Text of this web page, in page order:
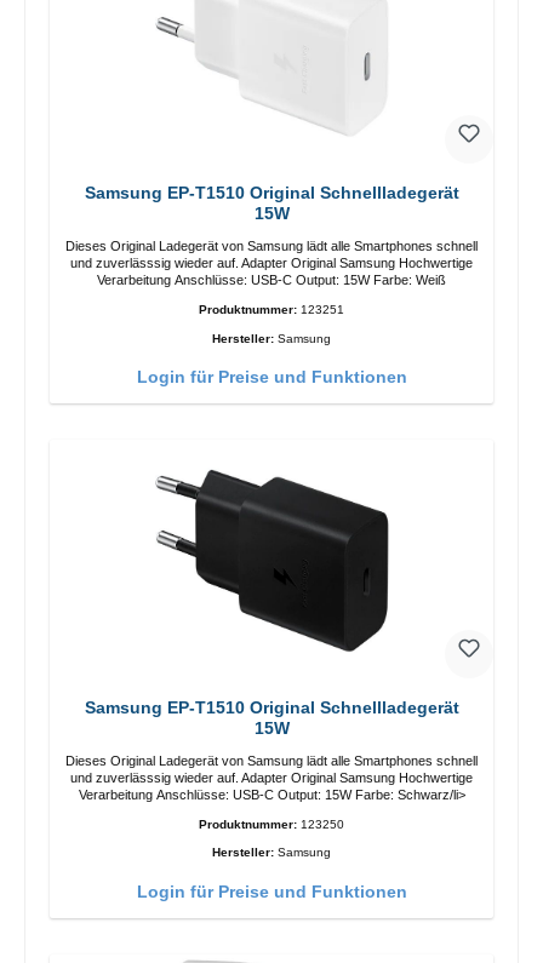
Samsung EP-T1510 Original Schnellladegerät
15W
Dieses Original Ladegerät von Samsung lädt alle Smartphones schnell
und zuverlässsig wieder auf. Adapter Original Samsung Hochwertige
Verarbeitung Anschlüsse: USB-C Output: 15W Farbe: Weiß
Produktnummer: 123251
Hersteller: Samsung
Login für Preise und Funktionen
Samsung EP-T1510 Original Schnellladegerät
15W
Dieses Original Ladegerät von Samsung lädt alle Smartphones schnell
und zuverlässsig wieder auf. Adapter Original Samsung Hochwertige
Verarbeitung Anschlüsse: USB-C Output: 15W Farbe: Schwarz/li>
Produktnummer: 123250
Hersteller: Samsung
Login für Preise und Funktionen